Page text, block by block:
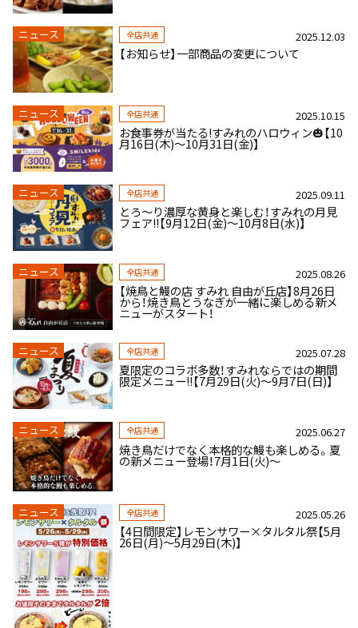
ニュース 全店共通 2025.12.03
【お知らせ】一部商品の変更について
ニュース 全店共通 2025.10.15
お食事券が当たる!すみれのハロウィン🎃【10
月16日(木)～10月31日(金)】
ニュース 全店共通 2025.09.11
とろ～り濃厚な黄身と楽しむ！すみれの月見
フェア!!【9月12日(金)～10月8日(水)】
ニュース 全店共通 2025.08.26
【焼鳥と鰻の店 すみれ 自由が丘店】8月26日
から！焼き鳥とうなぎが一緒に楽しめる新メ
ニューがスタート！
ニュース 全店共通 2025.07.28
夏限定のコラボ多数！すみれならではの期間
限定メニュー!!【7月29日(火)～9月7日(日)】
ニュース 全店共通 2025.06.27
焼き鳥だけでなく本格的な鰻も楽しめる。夏
の新メニュー登場！7月1日(火)～
ニュース 全店共通 2025.05.26
【4日間限定】レモンサワー×タルタル祭【5月
26日(月)～5月29日(木)】